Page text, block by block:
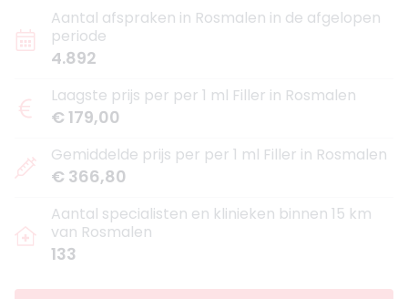
Aantal afspraken in Rosmalen in de afgelopen
periode
4.892
Laagste prijs per per 1 ml Filler in Rosmalen
€ 179,00
Gemiddelde prijs per per 1 ml Filler in Rosmalen
€ 366,80
Aantal specialisten en klinieken binnen 15 km
van Rosmalen
133